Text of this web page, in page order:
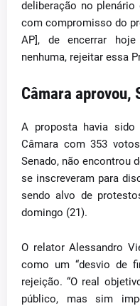
deliberação no plenário
com compromisso do
AP], de encerrar
nenhuma, rejeitar essa
Câmara aprovou,
A proposta havia sido
Câmara com 353
Senado, não encontrou
se inscreveram para
sendo alvo de
domingo (21).
O relator Alessandro
como um “desvio de
rejeição. “O real
público, mas sim